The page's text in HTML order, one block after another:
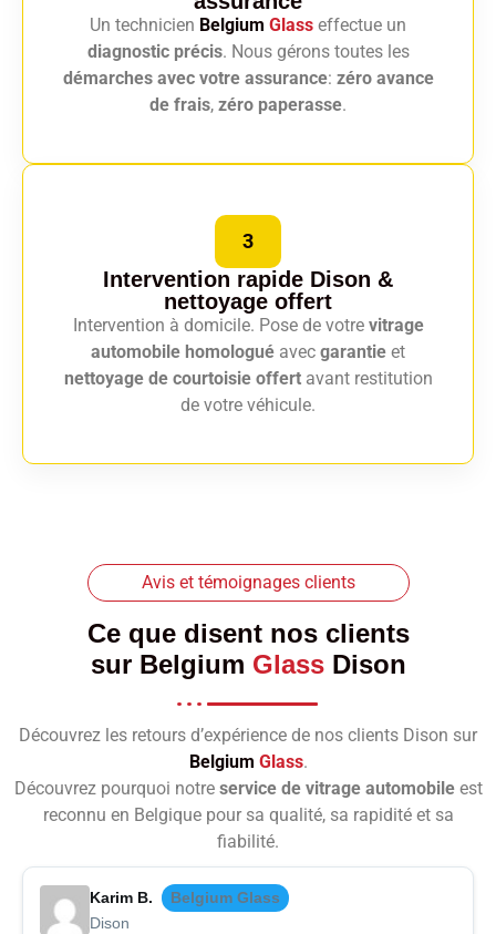
Un technicien Belgium Glass effectue un
diagnostic précis. Nous gérons toutes les
démarches avec votre assurance: zéro avance
de frais, zéro paperasse.
3
Intervention rapide Dison &
nettoyage offert
Intervention à domicile. Pose de votre vitrage
automobile homologué avec garantie et
nettoyage de courtoisie offertavant restitution
de votre véhicule.
Avis et témoignages clients
Ce que disent nos clients
sur Belgium GlassDison
Découvrez les retours d’expérience de nos clients Dison sur
Belgium Glass.
Découvrez pourquoi notre service de vitrage automobileest
reconnu en Belgique pour sa qualité, sa rapidité et sa
fiabilité.
Karim B.
Belgium Glass
Dison